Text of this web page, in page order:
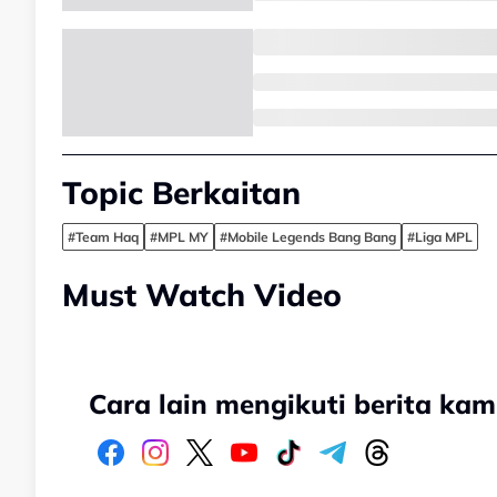
Topic Berkaitan
#Team Haq #MPL MY #Mobile Legends Bang Bang #Liga MPL
Must Watch Video
Cara lain mengikuti berita